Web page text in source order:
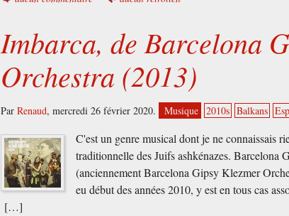
Imbarca, de Barcelona
Orchestra (2013)
ParRenaud,mercredi 26 février 2020. Musique 2010s Balkans
C'est un genre musical dont je ne connaissais
traditionnelle des Juifs ashkénazes. Barcelona
(anciennement Barcelona Gipsy Klezmer
eu début des années 2010, y est en tous cas
[…]